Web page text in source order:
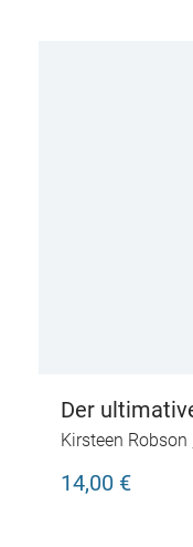
Der
Kirsteen Robson
14,00 €